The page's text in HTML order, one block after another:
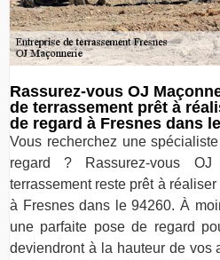
Rassurez-vous OJ
de terrassement prêt à
de regard à Fresnes dans
Vous recherchez une
regard ? Rassurez-vous
terrassement reste prêt à
à Fresnes dans le 94260. À
une parfaite pose de regard
deviendront à la hauteur de vos